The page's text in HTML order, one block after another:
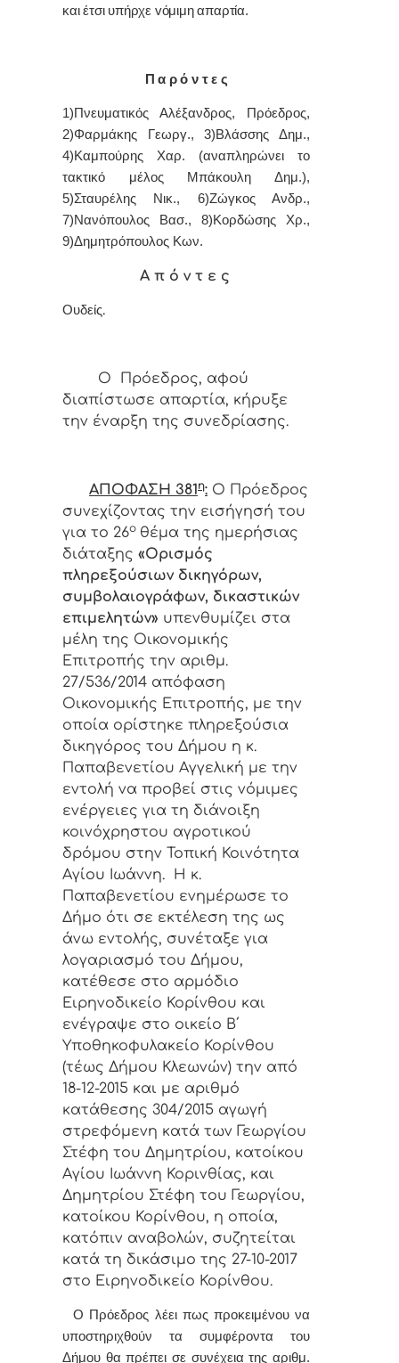
και έτσι υπήρχε vόμιμη απαρτία.
Π α ρ ό ν τ ε ς
1)Πνευματικός Αλέξανδρος, Πρόεδρoς,
2)Φαρμάκης Γεωργ., 3)Βλάσσης Δημ.,
4)Καμπούρης Χαρ. (αναπληρώνει το
τακτικό μέλος Μπάκουλη Δημ.),
5)Σταυρέλης Νικ., 6)Ζώγκος Ανδρ.,
7)Νανόπουλος Βασ., 8)Κορδώσης Χρ.,
9)Δημητρόπουλος Κων.
Α π ό ν τ ε ς
Ουδείς.
Ο Πρόεδρος, αφού
διαπίστωσε απαρτία, κήρυξε
την έναρξη της συνεδρίασης.
ΑΠΟΦΑΣΗ 381 η: Ο Πρόεδρος
συνεχίζοντας την εισήγησή του
για το 26ο θέμα της ημερήσιας
διάταξης «Ορισμός
πληρεξούσιων δικηγόρων,
συμβολαιογράφων, δικαστικών
επιμελητών» υπενθυμίζει στα
μέλη της Οικονομικής
Επιτροπής την αριθμ.
27/536/2014 απόφαση
Οικονομικής Επιτροπής, με την
οποία ορίστηκε πληρεξούσια
δικηγόρος του Δήμου η κ.
Παπαβενετίου Αγγελική με την
εντολή να προβεί στις νόμιμες
ενέργειες για τη διάνοιξη
κοινόχρηστου αγροτικού
δρόμου στην Τοπική Κοινότητα
Αγίου Ιωάννη. Η κ.
Παπαβενετίου ενημέρωσε το
Δήμο ότι σε εκτέλεση της ως
άνω εντολής, συνέταξε για
λογαριασμό του Δήμου,
κατέθεσε στο αρμόδιο
Ειρηνοδικείο Κορίνθου και
ενέγραψε στο οικείο Β΄
Υποθηκοφυλακείο Κορίνθου
(τέως Δήμου Κλεωνών) την από
18-12-2015 και με αριθμό
κατάθεσης 304/2015 αγωγή
στρεφόμενη κατά των Γεωργίου
Στέφη του Δημητρίου, κατοίκου
Αγίου Ιωάννη Κορινθίας, και
Δημητρίου Στέφη του Γεωργίου,
κατοίκου Κορίνθου, η οποία,
κατόπιν αναβολών, συζητείται
κατά τη δικάσιμο της 27-10-2017
στο Ειρηνοδικείο Κορίνθου.
Ο Πρόεδρος λέει πως προκειμένου να
υποστηριχθούν τα συμφέροντα του
Δήμου θα πρέπει σε συνέχεια της αριθμ.